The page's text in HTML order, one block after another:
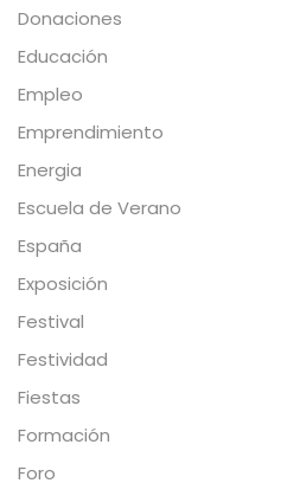
Donaciones
Educación
Empleo
Emprendimiento
Energia
Escuela de Verano
España
Exposición
Festival
Festividad
Fiestas
Formación
Foro